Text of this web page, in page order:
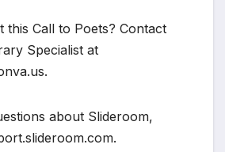
this Call to Poets? Contact
Specialist at
about Slideroom,